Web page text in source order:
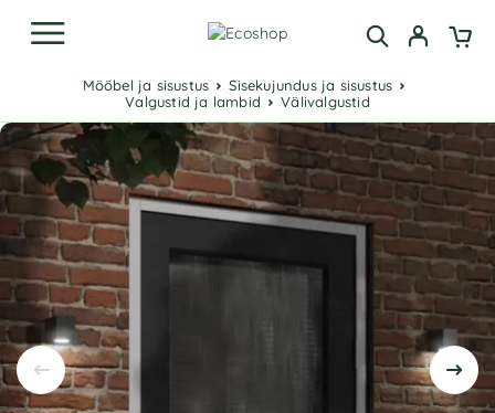
Mööbel ja sisustus
Sisekujundus ja sisustus
Valgustid ja lambid
Välivalgustid